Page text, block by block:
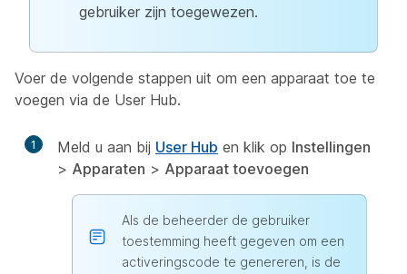
gebruiker zijn toegewezen.
Voer de volgende stappen uit om een apparaat toe te
voegen via de User Hub.
1 Meld u aan bij User Hub en klik op Instellingen
> Apparaten > Apparaat toevoegen
Als de beheerder de gebruiker
toestemming heeft gegeven om een
activeringscode te genereren, is de